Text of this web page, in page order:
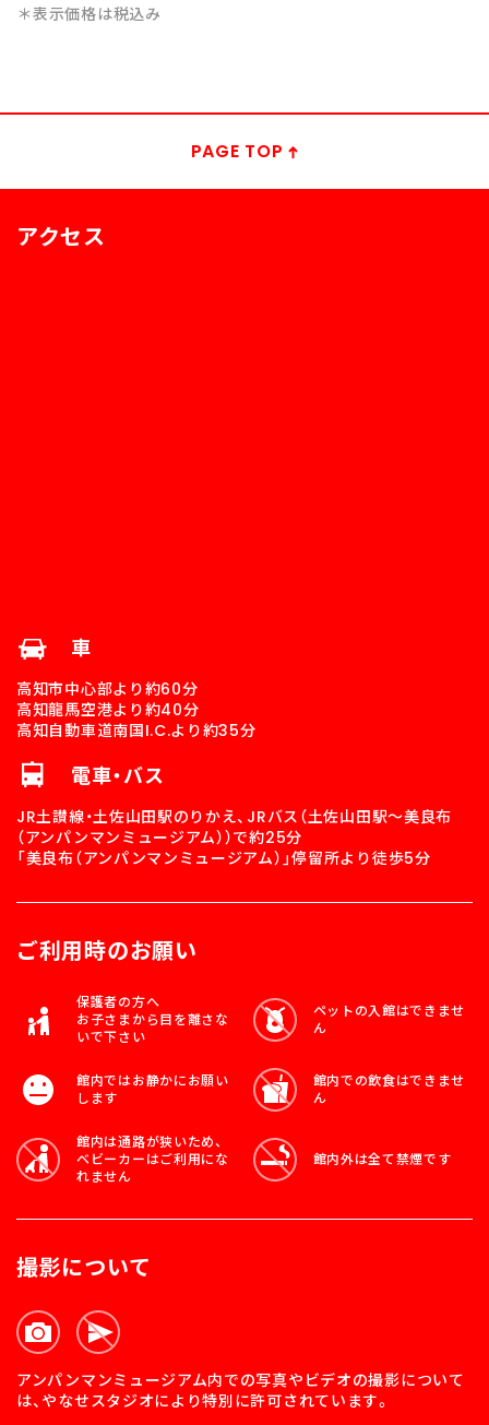
表示価格は税込み
PAGE TOP
アクセス
車
高知市中心部より約60分
高知龍馬空港より約40分
高知自動車道南国I.C.より約35分
電車・バス
JR土讃線・土佐山田駅のりかえ、JRバス（土佐山田駅～美良布
（アンパンマンミュージアム））で約25分
「美良布（アンパンマンミュージアム）」停留所より徒歩5分
ご利用時のお願い
保護者の方へ
お子さまから目を離さな
いで下さい
ペットの入館はできませ
ん
館内ではお静かにお願い
します
館内での飲食はできませ
ん
館内は通路が狭いため、
ベビーカーはご利用にな
れません
館内外は全て禁煙です
撮影について
アンパンマンミュージアム内での写真やビデオの撮影について
は、やなせスタジオにより特別に許可されています。